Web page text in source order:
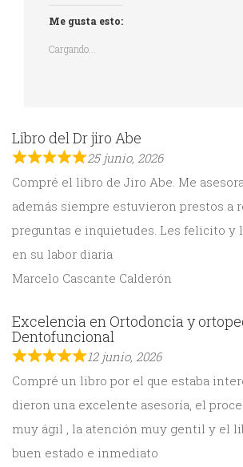
Me gusta esto:
Cargando...
Libro del Dr jiro Abe
25 junio, 2026
Compré el libro de Jiro Abe. Me
además siempre estuvieron prestos a
preguntas e inquietudes. Les felicito y
en su labor diaria
Marcelo Cascante Calderón
Excelencia en Ortodoncia y
Dentofuncional
12 junio, 2026
Compré un libro por el que estaba
dieron una excelente asesoría, el
muy ágil , la atención muy gentil y el
buen estado e inmediato